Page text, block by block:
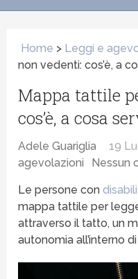
Home > Leggi e
non vedenti: cos’è, a
Mappa tattile
cos’è, a cosa
Adele Guariglia 19
agevolazioni
Nessun
Le persone con
mappa tattile per
attraverso il tatto, un
autonomia all’interno